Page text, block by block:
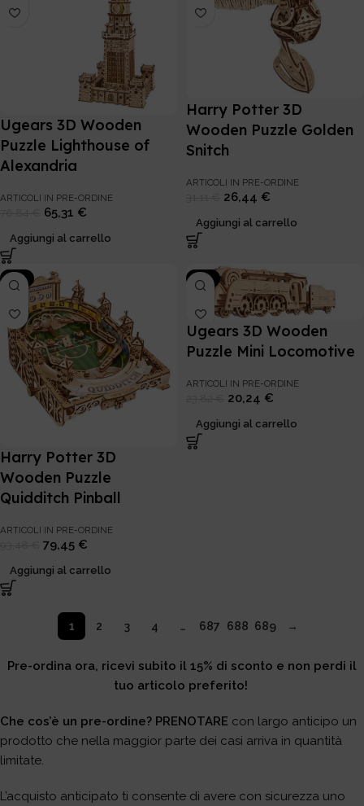
Ugears 3D Wooden
Puzzle Lighthouse of
Alexandria
ARTICOLI IN PRE-ORDINE
65,31 €
Aggiungi al carrello
Harry Potter 3D
Wooden Puzzle Golden
Snitch
ARTICOLI IN PRE-ORDINE
26,44 €
Aggiungi al carrello
-15%
Harry Potter 3D
Wooden Puzzle
Quidditch Pinball
ARTICOLI IN PRE-ORDINE
79,45 €
Aggiungi al carrello
-15%
Ugears 3D Wooden
Puzzle Mini Locomotive
ARTICOLI IN PRE-ORDINE
20,24 €
Aggiungi al carrello
1 2 3 4 … 687 688 689 →
Pre-ordina ora, ricevi subito il 15% di sconto e non perdi il
tuo articolo preferito!
Che cos’è un pre-ordine? PRENOTARE con largo anticipo un
prodotto che nella maggior parte dei casi arriva in quantità
limitate.
L’acquisto anticipato ti consente di avere con sicurezza uno